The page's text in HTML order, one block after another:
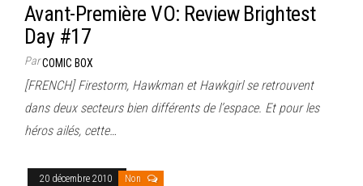
Avant-Première VO: Review Brightest
Day #17
ParCOMIC BOX
[FRENCH] Firestorm, Hawkman et Hawkgirl se retrouvent
dans deux secteurs bien différents de l’espace. Et pour les
héros ailés, cette…
20 décembre 2010 Non